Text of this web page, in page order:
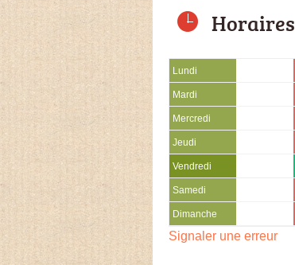
Horaires
Lundi
Mardi
Mercredi
Jeudi
Vendredi
Samedi
Dimanche
Signaler une erreur